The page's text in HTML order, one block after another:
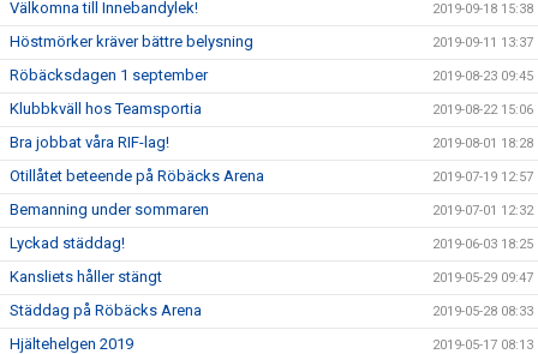
Välkomna till Innebandylek! 2019-09-18 15:38
Höstmörker kräver bättre belysning 2019-09-11 13:37
Röbäcksdagen 1 september 2019-08-23 09:45
Klubbkväll hos Teamsportia 2019-08-22 15:06
Bra jobbat våra RIF-lag! 2019-08-01 18:28
Otillåtet beteende på Röbäcks Arena 2019-07-19 12:57
Bemanning under sommaren 2019-07-01 12:32
Lyckad städdag! 2019-06-03 18:25
Kansliets håller stängt 2019-05-29 09:47
Städdag på Röbäcks Arena 2019-05-28 08:33
Hjältehelgen 2019 2019-05-17 08:13